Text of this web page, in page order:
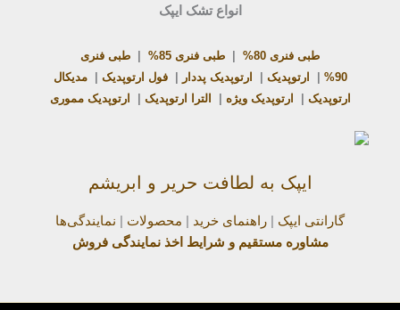
انواع تشک ایپک
طبی فنری 80% طبی فنری 85%
طبی فنری
90%
ارتوپدیک ارتوپدیک پددار |فول ارتوپدیک |مدیکال
ارتوپدیک
ارتوپدیک ویژه الترا ارتوپدیک ارتوپدیک مموری
ایپک به لطافت حریر و ابریشم
گارانتی ایپک | راهنمای خرید | محصولات | نمایندگی‌ها
مشاوره مستقیم و شرایط اخذ نمایندگی فروش